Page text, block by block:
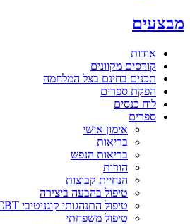
מבצעים
אודות
קורסים מקוונים
תכנים בחינם בצל המלחמה
הפקת ספרים
לוח כנסים
ספרים
אימון אישי
בריאות
בריאות הנפש
הורות
הנחיית קבוצות
טיפול בהבעה ביצירה
טיפול התנהגותי קוגניטיבי CBT
טיפול משפחתי